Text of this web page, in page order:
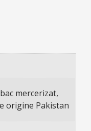
mercerizat,
origine Pakistan